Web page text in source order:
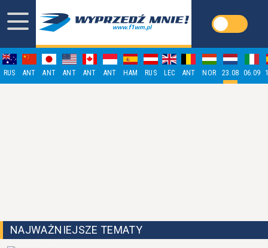
RUS ANT ANT ANT ANT ANT HAM RUS LEC ANT NOR 23.08 06.09
NAJWAŻNIEJSZE TEMATY